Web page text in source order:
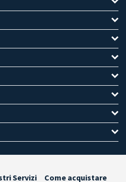
Servizi Come acquistare